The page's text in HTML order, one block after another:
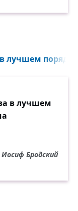
лучшем
в лучшем
Иосиф Бродский